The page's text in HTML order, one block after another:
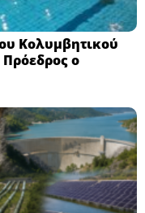
Κολυμβητικού
ο